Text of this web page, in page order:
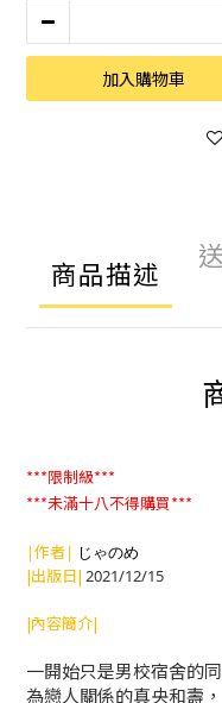
加入購物車
商品描述
***限制級***
***未滿十八不得購買***
|作者| じゃのめ
|出版日| 2021/12/15
|內容簡介|
一開始只是男校宿舍的
為戀人關係的真央和壽，